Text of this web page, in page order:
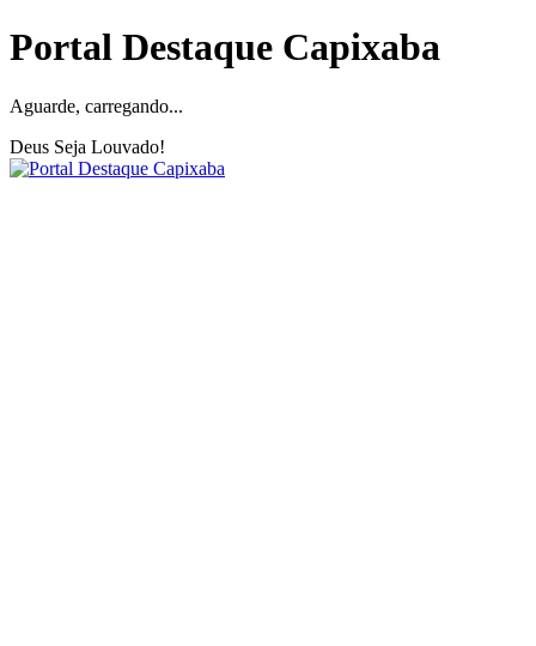
Portal Destaque Capixaba
Aguarde, carregando...
Deus Seja Louvado!